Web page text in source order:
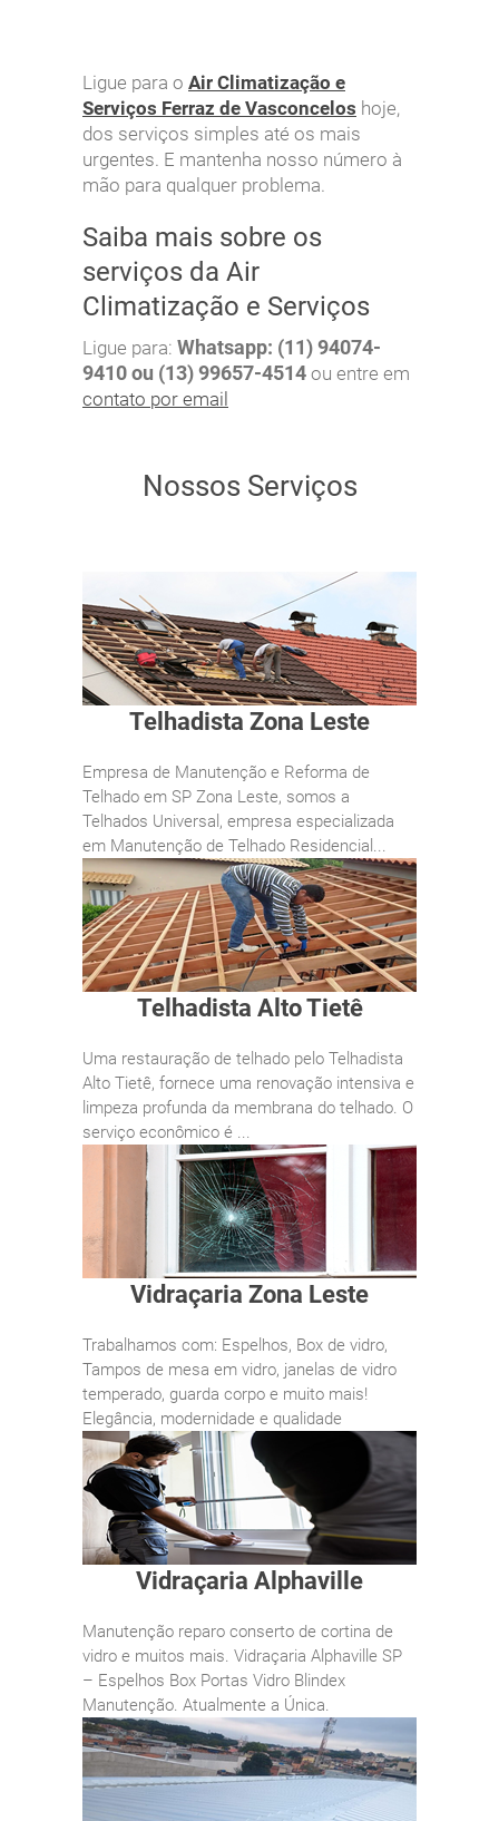
Ligue para o Air Climatização e
Serviços Ferraz de Vasconcelos hoje,
dos serviços simples até os mais
urgentes. E mantenha nosso número à
mão para qualquer problema.
Saiba mais sobre os
serviços da Air
Climatização e Serviços
Ligue para: Whatsapp: (11) 94074-
9410 ou (13) 99657-4514 ou entre em
contato por email
Nossos Serviços
Telhadista Zona Leste
Empresa de Manutenção e Reforma de
Telhado em SP Zona Leste, somos a
Telhados Universal, empresa especializada
em Manutenção de Telhado Residencial...
Telhadista Alto Tietê
Uma restauração de telhado pelo Telhadista
Alto Tietê, fornece uma renovação intensiva e
limpeza profunda da membrana do telhado. O
serviço econômico é ...
Vidraçaria Zona Leste
Trabalhamos com: Espelhos, Box de vidro,
Tampos de mesa em vidro, janelas de vidro
temperado, guarda corpo e muito mais!
Elegância, modernidade e qualidade
Vidraçaria Alphaville
Manutenção reparo conserto de cortina de
vidro e muitos mais. Vidraçaria Alphaville SP
– Espelhos Box Portas Vidro Blindex
Manutenção. Atualmente a Única.